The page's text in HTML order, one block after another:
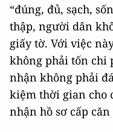
“đúng, đủ, sạch,
thập, người dân
giấy tờ. Với việc
không phải tốn chi
nhận không phải
kiệm thời gian cho
nhận hồ sơ cấp